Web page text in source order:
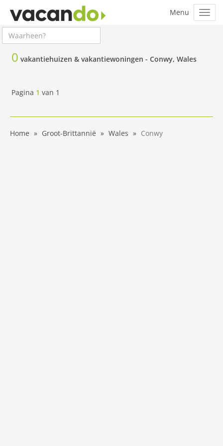
0 vakantiehuizen & vakantiewoningen - Conwy, Wales
Pagina 1 van 1
Home Groot-Brittannië Wales Conwy